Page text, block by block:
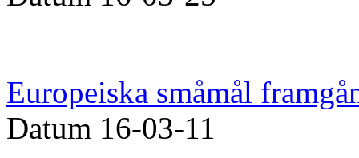
Europeiska småmål
Datum 16-03-11